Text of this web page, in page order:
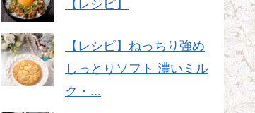
【レシピ】ねっちり強め
しっとりソフト 濃いミル
ク・...